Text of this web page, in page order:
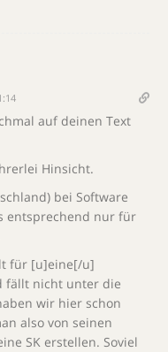
auf deinen Text
Hinsicht.
bei Software
entsprechend nur für
für [u]eine[/u]
fällt nicht unter die
wir hier schon
also von seinen
SK erstellen. Soviel